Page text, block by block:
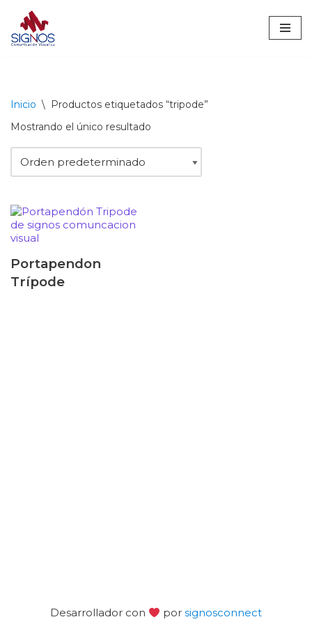
Saltar
al
Inicio \ Productos etiquetados “tripode”
Mostrando el único resultado
Portapendon
Trípode
Desarrollador con porsignosconnect